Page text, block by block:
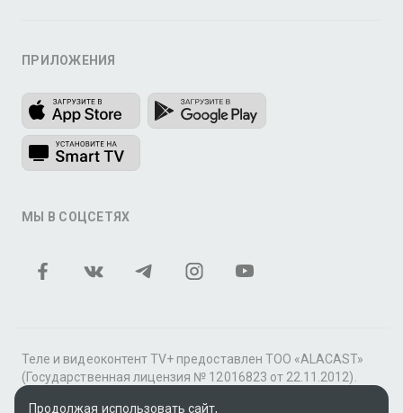
ПРИЛОЖЕНИЯ
МЫ В СОЦСЕТЯХ
Теле и видеоконтент TV+ предоставлен ТОО «ALACAST»
(Государственная лицензия № 12016823 от 22.11.2012).
В рамках услуги «Видео по подписке» для «Пакета
Продолжая использовать сайт,